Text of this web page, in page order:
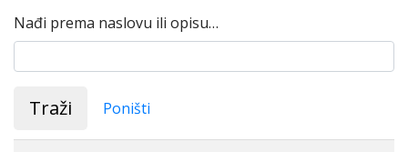
Nađi prema naslovu ili opisu…
Traži Poništi